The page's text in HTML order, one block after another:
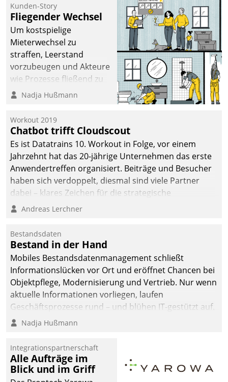
Datatrain. Die meravis
Wohnungsbau- und
Immobilien GmbH hat
sich dabei für den Betrieb
der Lösung über die SAP
Cloud Platform
entschieden - als erstes
Unternehmen am
Kunden-Story
Fliegender Wechsel
Um kostspielige
Mieterwechsel zu
straffen, Leerstand
vorzubeugen und Akteure
wie Prozesse fließend zu
vernetzen, nutzt die
Jahresbeginn eine
Überblick, Einsicht und
Eingriff bietende Lösung.
Zur Entwicklung setzte
man auf
Cloudtechnologie,
bewährte und Startup-
agile Projektmethoden.
Nadja Hußmann
Workout 2019
Chatbot trifft Cloudscout
Es ist Datatrains 10. Workout in Folge, vor einem
Jahrzehnt hat das 20-jährige Unternehmen das erste
Anwendertreffen organisiert. Beiträge und Besucher
haben sich verdoppelt, diesmal sind viele Partner
dabei – klares Zeichen für die strategische
Fokussierung auf den Kunden.
Andreas Lerchner
Bestandsdaten
Bestand in der Hand
Mobiles Bestandsdatenmanagement schließt
Informationslücken vor Ort und eröffnet Chancen bei
Objektpflege, Modernisierung und Vertrieb. Nur wenn
aktuelle Informationen vorliegen, laufen
Geschäftsprozesse rund – und blühen IT-gestützt auf.
Nadja Hußmann
Integrationspartnerschaft
Alle Aufträge im
Blick und im Griff